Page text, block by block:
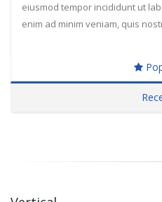
eiusmod tempor incididunt ut
enim ad minim veniam, quis